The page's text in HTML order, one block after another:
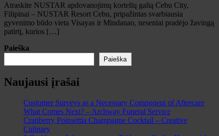
Atraskite NUSTAR apdovanojimų kortelių galią Cebu City,
Filipinai – NUSTAR Resort Cebu, pripažintas svarbiausia
gyvenimo būdo vieta Visayas ir Mindanao, neseniai pradėjo žavingą
patirtį, kurios […]
Paieška
Paieška
Naujausi įrašai
Customer Surveys as a Necessary Component of Aftercare
What Comes Next? – Archway Funeral Service
Cranberry Poinsettia Champagne Cocktail – Creative
Culinary